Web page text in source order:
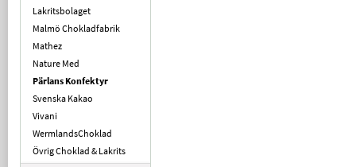
Lakritsbolaget
Malmö Chokladfabrik
Mathez
Nature Med
Pärlans Konfektyr
Svenska Kakao
Vivani
WermlandsChoklad
Övrig Choklad & Lakrits